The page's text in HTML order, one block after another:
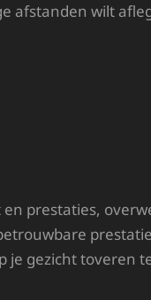
afstanden wilt
prestaties,
je gezicht toveren